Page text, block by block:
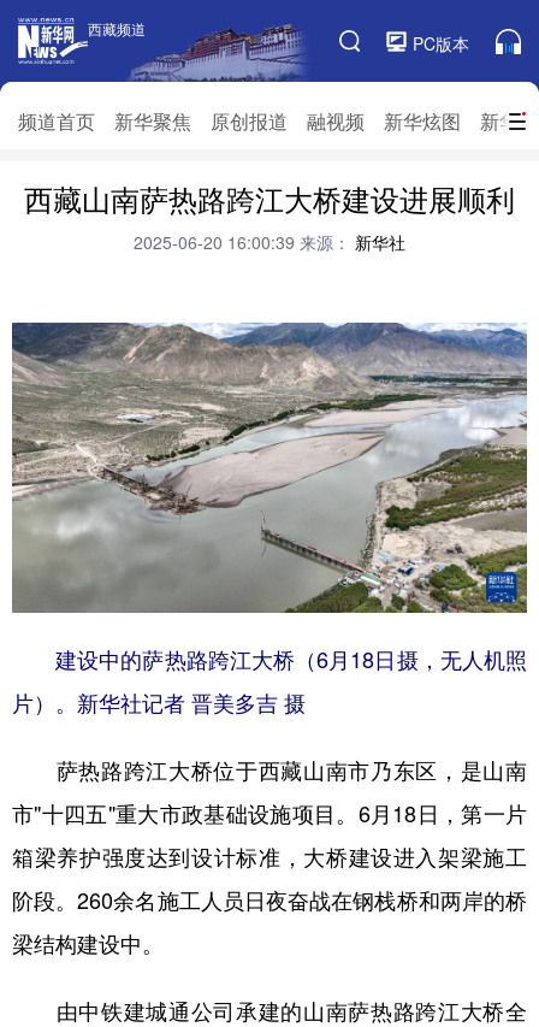
西藏频道
PC版本
频道首页 新华聚焦 原创报道 融视频 新华炫图 新华
西藏频道
频道栏目
频道首页 新华聚焦 原创报道
融视频
新华访谈 新华云直播
推广信息
西藏山南萨热路跨江大桥建设进展顺利
2025-06-20 16:00:39 来源： 新华社
建设中的萨热路跨江大桥（6月18日摄，无人机照
片）。新华社记者 晋美多吉 摄
萨热路跨江大桥位于西藏山南市乃东区，是山南
市"十四五"重大市政基础设施项目。6月18日，第一片
箱梁养护强度达到设计标准，大桥建设进入架梁施工
阶段。260余名施工人员日夜奋战在钢栈桥和两岸的桥
梁结构建设中。
由中铁建城通公司承建的山南萨热路跨江大桥全